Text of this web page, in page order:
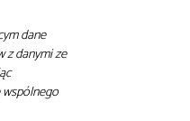
dane
z danymi ze